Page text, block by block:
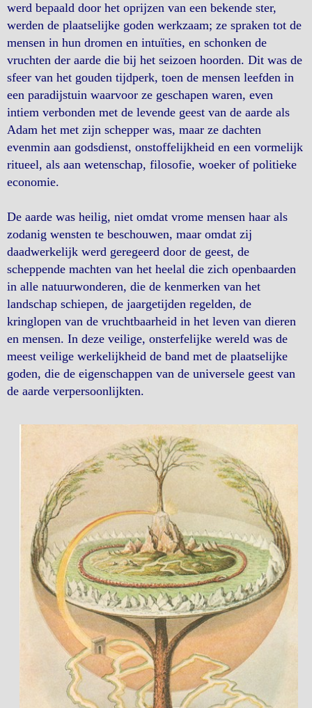
werd bepaald door het oprijzen van een bekende ster,
werden de plaatselijke goden werkzaam; ze spraken tot de
mensen in hun dromen en intuïties, en schonken de
vruchten der aarde die bij het seizoen hoorden. Dit was de
sfeer van het gouden tijdperk, toen de mensen leefden in
een paradijstuin waarvoor ze geschapen waren, even
intiem verbonden met de levende geest van de aarde als
Adam het met zijn schepper was, maar ze dachten
evenmin aan godsdienst, onstoffelijkheid en een vormelijk
ritueel, als aan wetenschap, filosofie, woeker of politieke
economie.
De aarde was heilig, niet omdat vrome mensen haar als
zodanig wensten te beschouwen, maar omdat zij
daadwerkelijk werd geregeerd door de geest, de
scheppende machten van het heelal die zich openbaarden
in alle natuurwonderen, die de kenmerken van het
landschap schiepen, de jaargetijden regelden, de
kringlopen van de vruchtbaarheid in het leven van dieren
en mensen. In deze veilige, onsterfelijke wereld was de
meest veilige werkelijkheid de band met de plaatselijke
goden, die de eigenschappen van de universele geest van
de aarde verpersoonlijkten.